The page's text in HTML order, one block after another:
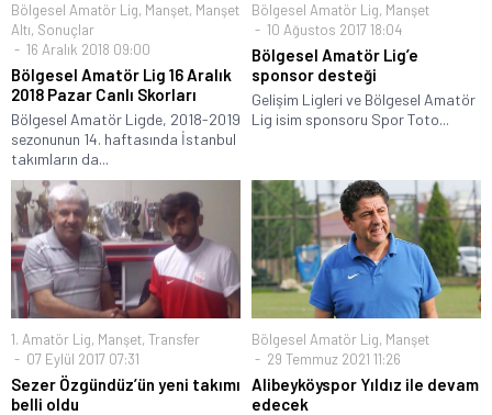
Bölgesel Amatör Lig, Manşet, Manşet
Altı, Sonuçlar
16 Aralık 2018 09:00
Bölgesel Amatör Lig 16 Aralık
2018 Pazar Canlı Skorları
Bölgesel Amatör Ligde, 2018-2019
sezonunun 14. haftasında İstanbul
takımların da...
Bölgesel Amatör Lig, Manşet
10 Ağustos 2017 18:04
Bölgesel Amatör Lig’e
sponsor desteği
Gelişim Ligleri ve Bölgesel Amatör
Lig isim sponsoru Spor Toto...
1. Amatör Lig, Manşet, Transfer
07 Eylül 2017 07:31
Sezer Özgündüz’ün yeni takımı
belli oldu
Bölgesel Amatör Lig, Manşet
29 Temmuz 2021 11:26
Alibeyköyspor Yıldız ile devam
edecek